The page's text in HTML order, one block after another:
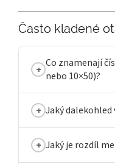
Často kladené
Co znamenají
nebo 10×50)?
Jaký
Jaký je rozdíl